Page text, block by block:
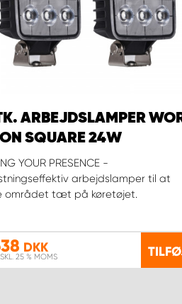
ARBEJDSLAMPER
SQUARE 24W
YOUR PRESENCE -
arbejdslamper til at
området tæt på køretøjet.
DKK
25 % MOMS